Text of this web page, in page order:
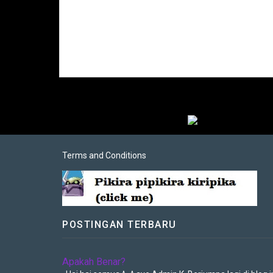
Terms and Conditions
POSTINGAN TERBARU
Apakah Benar?